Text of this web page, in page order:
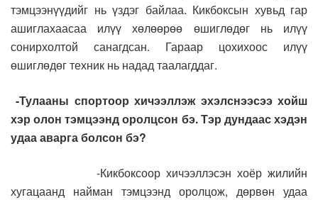
тэмцээнүүдийг нь үздэг байлаа. Кикбоксын хувьд гар
ашиглахаасаа илүү хөлөөрөө өшиглөдөг нь илүү
сонирхолтой санагдсан. Гараар цохихоос илүү
өшиглөдөг техник нь надад таалагддаг.
-Тулааны спортоор хичээллэж эхэлснээсээ хойш
хэр олон тэмцээнд оролцсон бэ. Тэр дундаас хэдэн
удаа аварга болсон бэ?
-Кикбоксоор хичээллэсэн хоёр жилийн
хугацаанд найман тэмцээнд оролцож, дөрвөн удаа